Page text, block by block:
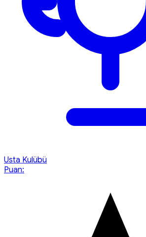
Usta Kulübü
Puan: